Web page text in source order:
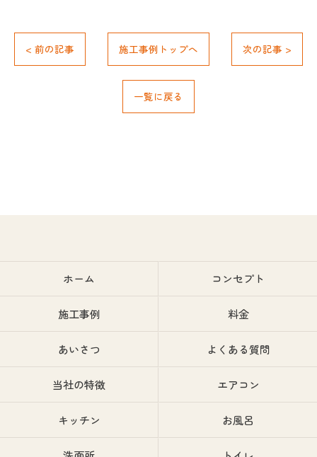
< 前の記事 施工事例トップへ 次の記事 >
一覧に戻る
ホーム コンセプト
施工事例 料金
あいさつ よくある質問
当社の特徴 エアコン
キッチン お風呂
お問い合わせはこちら